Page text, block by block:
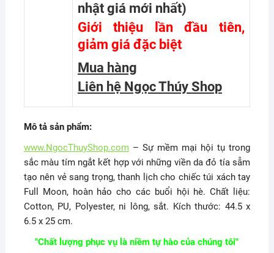
nhật giá mới nhất)
Giới thiệu lần đầu tiên,
giảm giá đặc biệt
Mua hàng
Liên hệ Ngọc Thúy Shop
Mô tả sản phẩm:
www.NgocThuyShop.com– Sự mềm mại hội tụ trong
sắc màu tím ngắt kết hợp với những viền da đỏ tía sẫm
tạo nên vẻ sang trọng, thanh lịch cho chiếc túi xách tay
Full Moon, hoàn hảo cho các buổi hội hè. Chất liệu:
Cotton, PU, Polyester, ni lông, sắt. Kích thước: 44.5 x
6.5 x 25 cm.
"Chất lượng phục vụ là niềm tự hào của chúng tôi"